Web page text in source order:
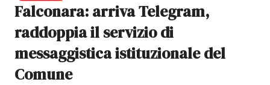
Falconara: arriva Telegram,
raddoppia il servizio di
messaggistica istituzionale del
Comune